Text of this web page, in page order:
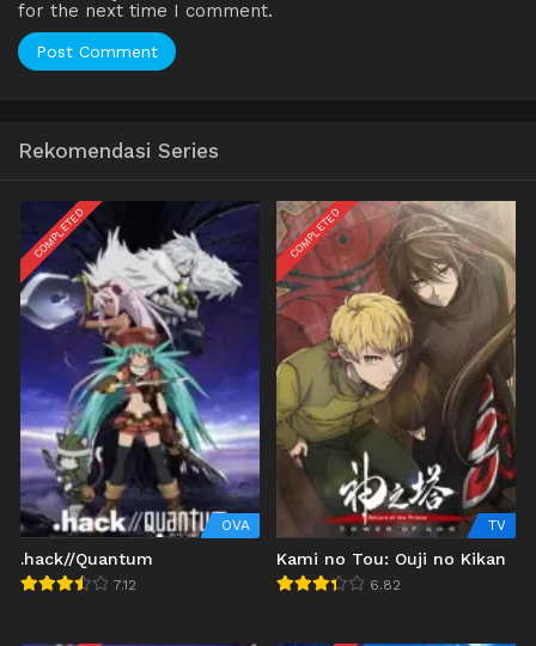
for the next time I comment.
Rekomendasi Series
COMPLETED
OVA
.hack//Quantum
7.12
COMPLETED
TV
Kami no Tou: Ouji no Kikan
6.82